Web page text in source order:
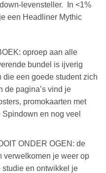
levensteller. In <1%
een Headliner Mythic
oproep aan alle
bundel is ijverig
een goede student zich
de pagina’s vind je
promokaarten met
en nog veel
ONDER OGEN: de
verwelkomen je weer op
en ontwikkel je